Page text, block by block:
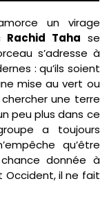
un virage
Rachid Taha se
s’adresse à
: qu’ils soient
mise au vert ou
une terre
peu plus dans ce
a toujours
qu’être
donnée à
Occident, il ne fait